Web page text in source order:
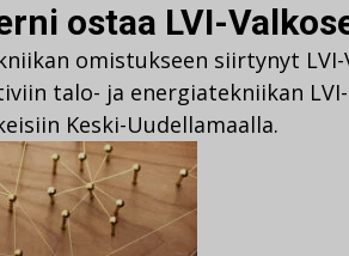
ostaa LVI-
omistukseen siirtynyt LVI-
talo- ja energiatekniikan LVI-
Keski-Uudellamaalla.